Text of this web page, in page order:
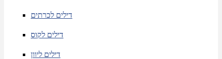
דילים לכרתים
דילים לקוס
דילים ליוון